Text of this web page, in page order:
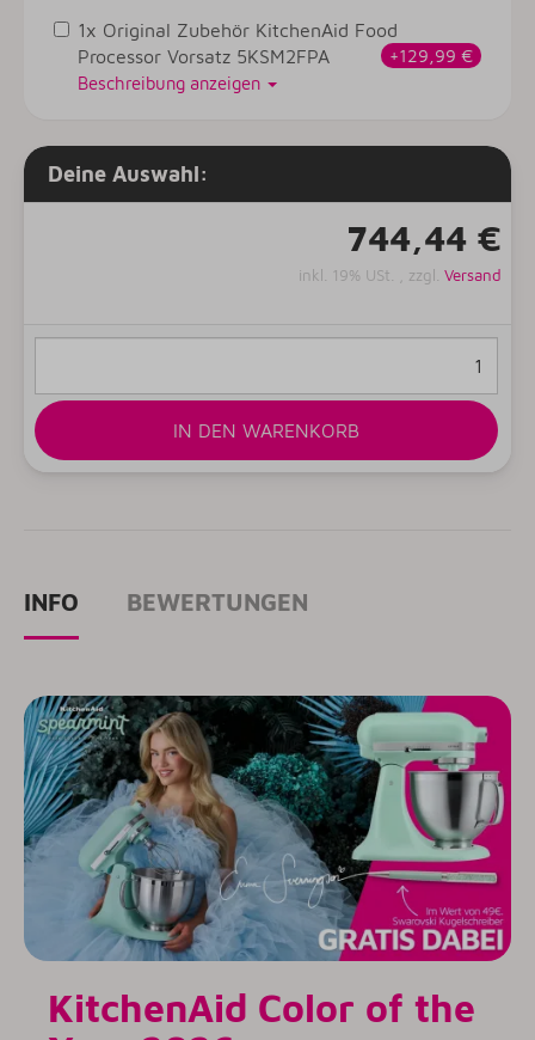
1x Original Zubehör KitchenAid Food
Processor Vorsatz 5KSM2FPA
+129,99 €
Beschreibung anzeigen
Deine Auswahl:
744,44 €
inkl. 19% USt. , zzgl. Versand
IN DEN WARENKORB
INFO BEWERTUNGEN
KitchenAid Color of the